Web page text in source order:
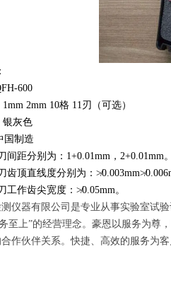
600
2mm 10格 11刃（可选）
银灰色
制造
间距分别为：1+0.01mm，2+0.01mm。
齿顶直线度分别为： ≯0.003mm≯
工作齿尖宽度： ≯0.05mm。
仪器有限公司是专业从事实验室试
至上”的经营理念。豪恩以服务为尊
作伙伴关系。快捷、高效的服务为客